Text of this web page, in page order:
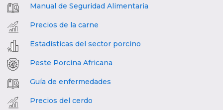
Manual de Seguridad Alimentaria
Precios de la carne
Estadísticas del sector porcino
Peste Porcina Africana
Guía de enfermedades
Precios del cerdo